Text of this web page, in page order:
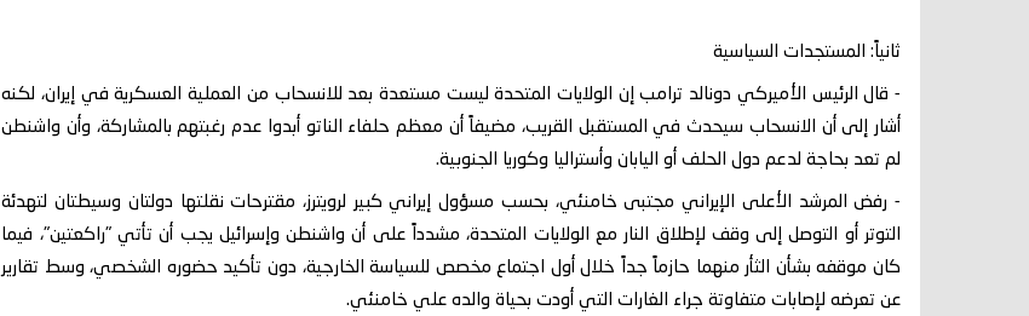
ثانياً: المستجدات السياسية
- قال الرئيس الأميركي دونالد ترامب إن الولايات المتحدة ليست مستعدة بعد للانسحاب من العملية العسكرية في إيران، لكنه
أشار إلى أن الانسحاب سيحدث في المستقبل القريب، مضيفاً أن معظم حلفاء الناتو أبدوا عدم رغبتهم بالمشاركة، وأن واشنطن
لم تعد بحاجة لدعم دول الحلف أو اليابان وأستراليا وكوريا الجنوبية.
- رفض المرشد الأعلى الإيراني مجتبى خامنئي، بحسب مسؤول إيراني كبير لرويترز، مقترحات نقلتها دولتان وسيطتان لتهدئة
التوتر أو التوصل إلى وقف لإطلاق النار مع الولايات المتحدة، مشدداً على أن واشنطن وإسرائيل يجب أن تأتي "راكعتين"، فيما
كان موقفه بشأن الثأر منهما حازماً جداً خلال أول اجتماع مخصص للسياسة الخارجية، دون تأكيد حضوره الشخصي، وسط تقارير
عن تعرضه لإصابات متفاوتة جراء الغارات التي أودت بحياة والده علي خامنئي.